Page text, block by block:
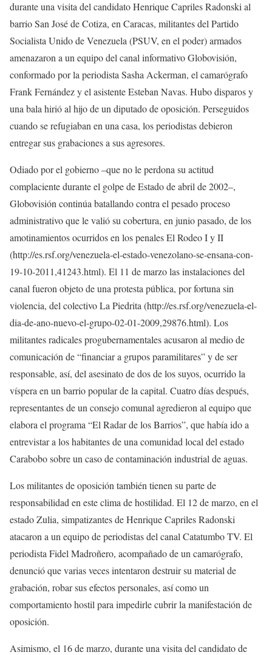
durante una visita del candidato Henrique Capriles Radonski al
barrio San José de Cotiza, en Caracas, militantes del Partido
Socialista Unido de Venezuela (PSUV, en el poder) armados
amenazaron a un equipo del canal informativo Globovisión,
conformado por la periodista Sasha Ackerman, el camarógrafo
Frank Fernández y el asistente Esteban Navas. Hubo disparos y
una bala hirió al hijo de un diputado de oposición. Perseguidos
cuando se refugiaban en una casa, los periodistas debieron
entregar sus grabaciones a sus agresores.
Odiado por el gobierno –que no le perdona su actitud
complaciente durante el golpe de Estado de abril de 2002–,
Globovisión continúa batallando contra el pesado proceso
administrativo que le valió su cobertura, en junio pasado, de los
amotinamientos ocurridos en los penales El Rodeo I y II
(http://es.rsf.org/venezuela-el-estado-venezolano-se-ensana-con-
19-10-2011,41243.html). El 11 de marzo las instalaciones del
canal fueron objeto de una protesta pública, por fortuna sin
violencia, del colectivo La Piedrita (http://es.rsf.org/venezuela-el-
dia-de-ano-nuevo-el-grupo-02-01-2009,29876.html). Los
militantes radicales progubernamentales acusaron al medio de
comunicación de “financiar a grupos paramilitares” y de ser
responsable, así, del asesinato de dos de los suyos, ocurrido la
víspera en un barrio popular de la capital. Cuatro días después,
representantes de un consejo comunal agredieron al equipo que
elabora el programa “El Radar de los Barrios”, que había ido a
entrevistar a los habitantes de una comunidad local del estado
Carabobo sobre un caso de contaminación industrial de aguas.
Los militantes de oposición también tienen su parte de
responsabilidad en este clima de hostilidad. El 12 de marzo, en el
estado Zulia, simpatizantes de Henrique Capriles Radonski
atacaron a un equipo de periodistas del canal Catatumbo TV. El
periodista Fidel Madroñero, acompañado de un camarógrafo,
denunció que varias veces intentaron destruir su material de
grabación, robar sus efectos personales, así como un
comportamiento hostil para impedirle cubrir la manifestación de
oposición.
Asimismo, el 16 de marzo, durante una visita del candidato de